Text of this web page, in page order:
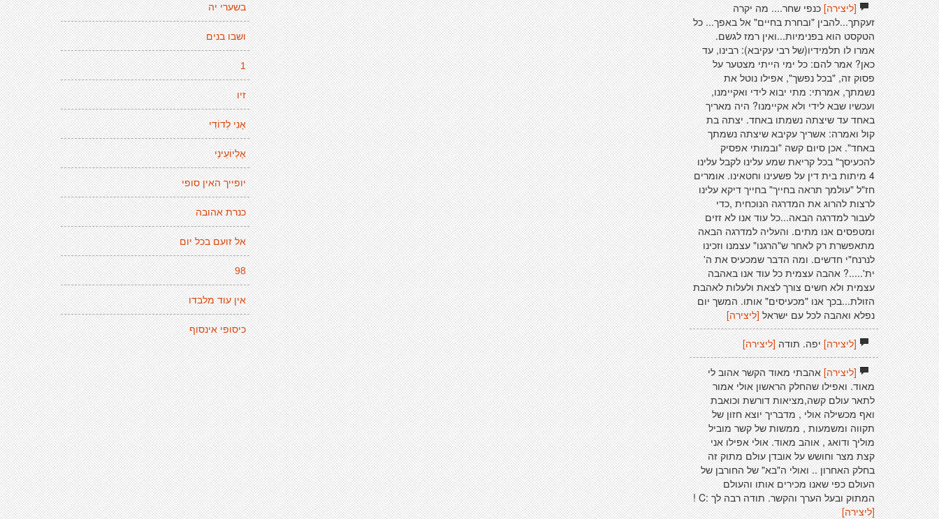
בשערי יה
ושבו בנים
1
זיו
אָנִי לְדוֹדִי
אֶלְיוֹעֵינַי
יופייך האין סופי
כנרת אהובה
אל זועם בכל יום
98
אין עוד מלבדו
כיסופי אינסוף
[ליצירה]כנפי שחר.... מה יקרה
זעקתך...להבין "ובחרת בחיים" אל באפך... כל
הטקסט הוא בפנימיות...ואין רמז לגשם.
אמרו לו תלמידיו(של רבי עקיבא): רבינו, עד
כאן? אמר להם: כל ימי הייתי מצטער על
פסוק זה, "בכל נפשך", אפילו נוטל את
נשמתך, אמרתי: מתי יבוא לידי ואקיימנו,
ועכשיו שבא לידי ולא אקיימנו? היה מאריך
באחד עד שיצתה נשמתו באחד. יצתה בת
קול ואמרה: אשריך עקיבא שיצתה נשמתך
באחד". אכן סיום קשה "ובמותי אפסיק
להכעיסך" בכל קריאת שמע עלינו לקבל עלינו
4 מיתות בית דין על פשעינו וחטאינו. אומרים
חז"ל "עולמך תראה בחייך" בחייך דיקא עלינו
לרצות להרוג את המדרגה הנוכחית ,כדי
לעבור למדרגה הבאה...כל עוד אנו לא זזים
ומטפסים אנו מתים. והעליה למדרגה הבאה
מתאפשרת רק לאחר ש"הרגנו" עצמנו וזכינו
לנרנח"י חדשים. ומה הדבר שמכעיס את ה'
ית'.....? אהבה עצמית כל עוד אנו באהבה
עצמית ולא חשים צורך לצאת ולעלות לאהבת
הזולת...בכך אנו "מכעיסים" אותו. המשך יום
נפלא ואהבה לכל עם ישראל[ליצירה]
[ליצירה]יפה. תודה[ליצירה]
[ליצירה]אהבתי מאוד הקשר אהוב לי
מאוד. ואפילו שהחלק הראשון אולי אמור
לתאר עולם קשה,מציאות דורשת וכואבת
ואף מכשילה אולי , מדבריך יוצא חזון של
תקווה ומשמעות , ממשות של קשר מוביל
מוליך ודואג , אוהב מאוד. אולי אפילו אני
קצת מצר וחושש על אובדן עולם מתוק זה
בחלק האחרון .. ואולי ה"בא" של החורבן של
העולם כפי שאנו מכירים אותו והעולם
המתוק ובעל הערך והקשר. תודה רבה לך :C !
[ליצירה]